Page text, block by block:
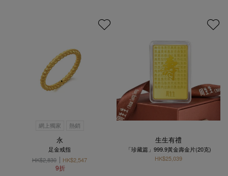
網上獨家 熱銷
永
足金戒指
HK$2,830
HK$2,547
9折
生生有禮
「珍藏篇」999.9黃金壽金片(20克)
HK$25,039